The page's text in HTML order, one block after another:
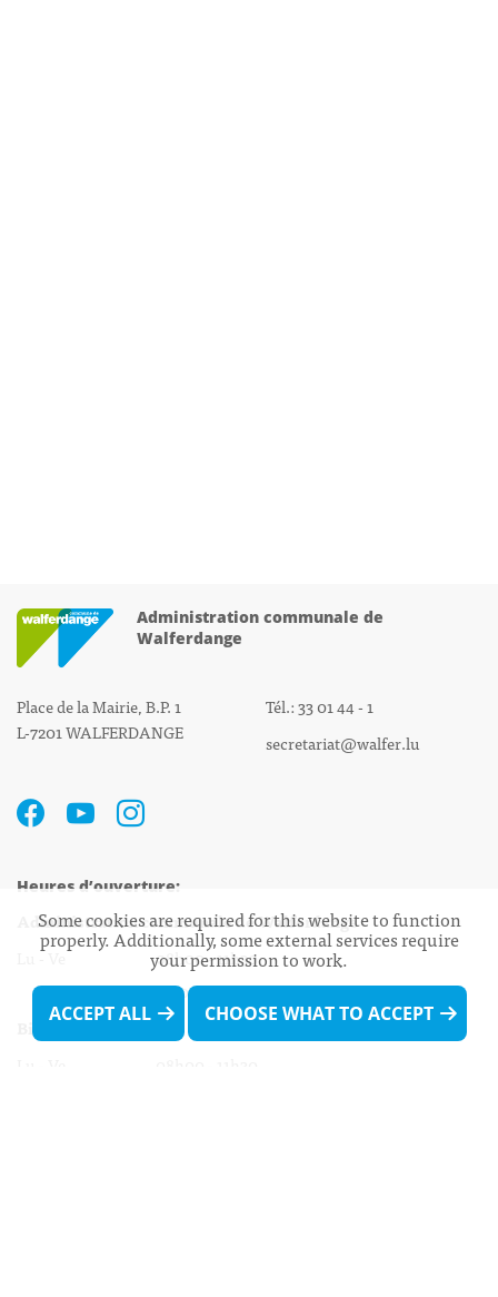
Administration communale de
Walferdange
Place de la Mairie, B.P. 1
L-7201 WALFERDANGE
Tél.: 33 01 44 - 1
secretariat@walfer.lu
Heures d’ouverture:
Administration communale de Walferdange
Lu - Ve 08h00 - 11h30
13h30 - 16h00
Biergercenter
Some cookies are required for this website to function
properly. Additionally, some external services require
your permission to work.
ACCEPT ALL CHOOSE WHAT TO ACCEPT